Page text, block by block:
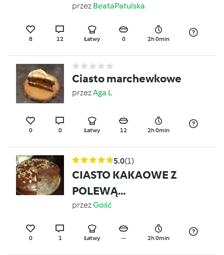
przez BeataPatulska
8 12 Łatwy 0 2h 0min
Ciasto marchewkowe
przezAga L
0 0 Łatwy 12 2h 0min
5.0(1)
CIASTO KAKAOWE Z
POLEWĄ
CZEKOLADOWĄ I
ORZECHAMI
przezGość
0 1 Łatwy -- 2h 0min